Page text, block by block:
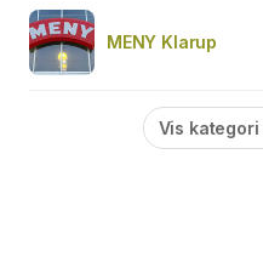
MENY Klarup
Vis kategori